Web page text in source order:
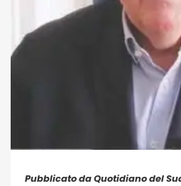
Pubblicato da Quotidiano del